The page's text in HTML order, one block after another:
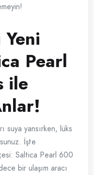
Pearl
ile
suya yansırken, lüks
İşte
Saltica Pearl 600
bir ulaşım aracı